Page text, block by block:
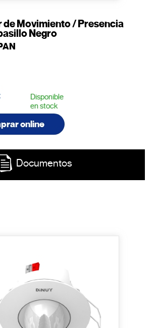
de Movimiento / Presencia
Negro
Disponible
en stock
online
Documentos